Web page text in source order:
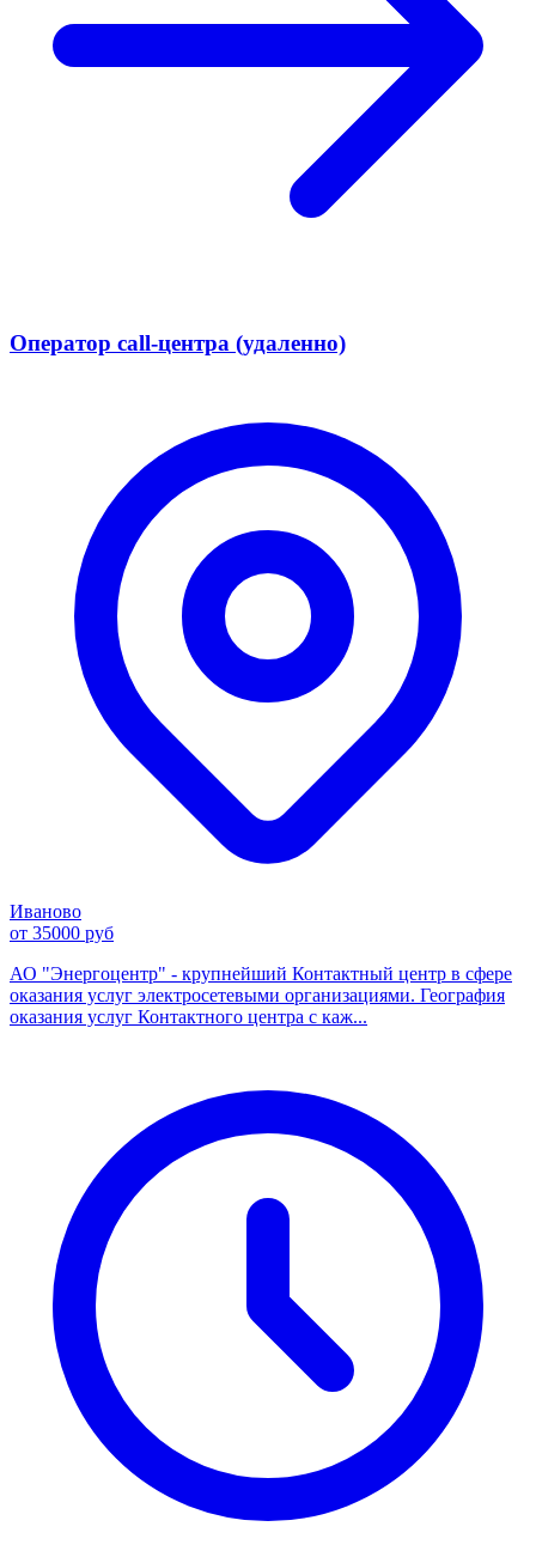
Оператор call-центра (удаленно)
Иваново
от 35000 руб
АО "Энергоцентр" - крупнейший Контактный центр в сфере
оказания услуг электросетевыми организациями. География
оказания услуг Контактного центра с каж...